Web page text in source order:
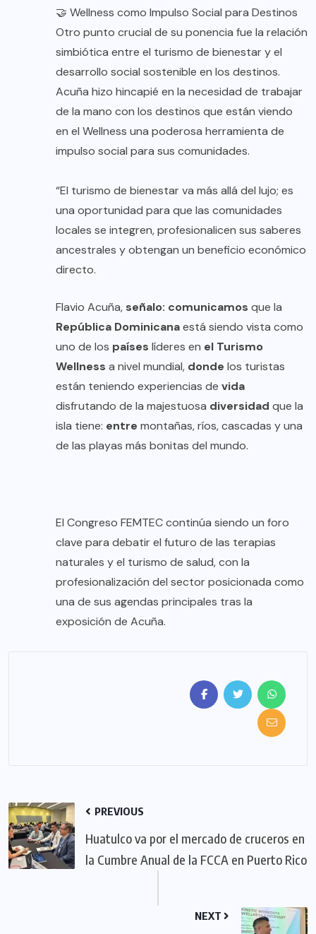
🤝 Wellness como Impulso Social para Destinos
Otro punto crucial de su ponencia fue la relación
simbiótica entre el turismo de bienestar y el
desarrollo social sostenible en los destinos.
Acuña hizo hincapié en la necesidad de trabajar
de la mano con los destinos que están viendo
en el Wellness una poderosa herramienta de
impulso social para sus comunidades.
“El turismo de bienestar va más allá del lujo; es
una oportunidad para que las comunidades
locales se integren, profesionalicen sus saberes
ancestrales y obtengan un beneficio económico
directo.
Flavio Acuña, señalo: comunicamos que la
República Dominicanaestá siendo vista como
uno de los países líderes en el Turismo
Wellness a nivel mundial, donde los turistas
están teniendo experiencias de vida
disfrutando de la majestuosa diversidad que la
isla tiene: entre montañas, ríos, cascadas y una
de las playas más bonitas del mundo.
El Congreso FEMTEC continúa siendo un foro
clave para debatir el futuro de las terapias
naturales y el turismo de salud, con la
profesionalización del sector posicionada como
una de sus agendas principales tras la
exposición de Acuña.
PREVIOUS
Huatulco va por el mercado de cruceros en
la Cumbre Anual de la FCCA en Puerto Rico
NEXT